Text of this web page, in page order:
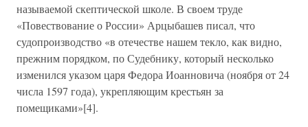
называемой скептической школе. В своем труде
«Повествование о России» Арцыбашев писал, что
судопроизводство «в отечестве нашем текло, как видно,
прежним порядком, по Судебнику, который несколько
изменился указом царя Федора Иоанновича (ноября от 24
числа 1597 года), укрепляющим крестьян за
помещиками»[4].